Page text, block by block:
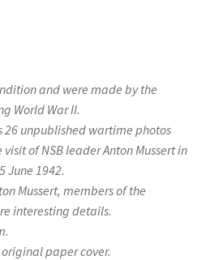
and were made by the
World War II.
26 unpublished wartime photos
of NSB leader Anton Mussert in
June 1942.
Mussert, members of the
interesting details.
paper cover.